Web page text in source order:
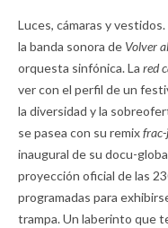
Luces, cámaras y
la banda sonora de Volver
orquesta sinfónica. La red
ver con el perfil de un
la diversidad y la
se pasea con su remix
inaugural de su docu-
proyección oficial de las
programadas para
trampa. Un laberinto que